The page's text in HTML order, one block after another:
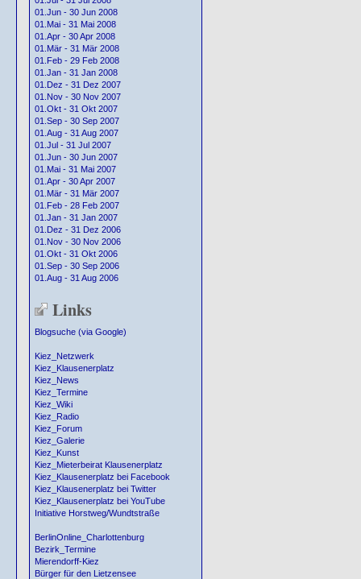
01.Jun - 30 Jun 2008
01.Mai - 31 Mai 2008
01.Apr - 30 Apr 2008
01.Mär - 31 Mär 2008
01.Feb - 29 Feb 2008
01.Jan - 31 Jan 2008
01.Dez - 31 Dez 2007
01.Nov - 30 Nov 2007
01.Okt - 31 Okt 2007
01.Sep - 30 Sep 2007
01.Aug - 31 Aug 2007
01.Jul - 31 Jul 2007
01.Jun - 30 Jun 2007
01.Mai - 31 Mai 2007
01.Apr - 30 Apr 2007
01.Mär - 31 Mär 2007
01.Feb - 28 Feb 2007
01.Jan - 31 Jan 2007
01.Dez - 31 Dez 2006
01.Nov - 30 Nov 2006
01.Okt - 31 Okt 2006
01.Sep - 30 Sep 2006
01.Aug - 31 Aug 2006
Links
Blogsuche (via Google)
Kiez_Netzwerk
Kiez_Klausenerplatz
Kiez_News
Kiez_Termine
Kiez_Wiki
Kiez_Radio
Kiez_Forum
Kiez_Galerie
Kiez_Kunst
Kiez_Mieterbeirat Klausenerplatz
Kiez_Klausenerplatz bei Facebook
Kiez_Klausenerplatz bei Twitter
Kiez_Klausenerplatz bei YouTube
Initiative Horstweg/Wundtstraße
BerlinOnline_Charlottenburg
Bezirk_Termine
Mierendorff-Kiez
Bürger für den Lietzensee